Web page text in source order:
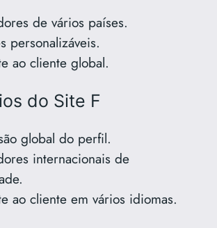
de vários países.
personalizáveis.
ao cliente global.
do Site F
global do perfil.
internacionais de
ao cliente em vários idiomas.